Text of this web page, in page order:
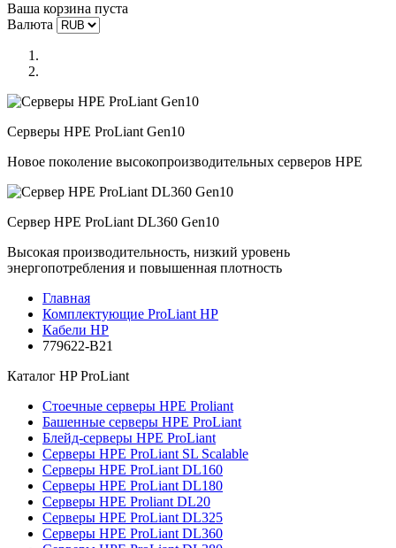
Ваша корзина пуста
Валюта
Серверы HPE ProLiant Gen10
Новое поколение высокопроизводительных серверов HPE
Сервер HPE ProLiant DL360 Gen10
Высокая производительность, низкий уровень
энергопотребления и повышенная плотность
Главная
Комплектующие ProLiant HP
Кабели HP
779622-B21
Каталог HP ProLiant
Стоечные серверы HPE Proliant
Башенные серверы HPE ProLiant
Блейд-серверы HPE ProLiant
Серверы HPE ProLiant SL Scalable
Серверы HPE ProLiant DL160
Серверы HPE ProLiant DL180
Серверы HPE Proliant DL20
Серверы HPE ProLiant DL325
Серверы HPE ProLiant DL360